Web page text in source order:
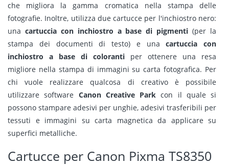
che migliora la gamma cromatica nella stampa delle
fotografie. Inoltre, utilizza due cartucce per l'inchiostro nero:
una cartuccia con inchiostro a base di pigmenti (per la
stampa dei documenti di testo) e unacartuccia con
inchiostro a base di coloranti per ottenere una resa
migliore nella stampa di immagini su carta fotografica. Per
chi vuole realizzare qualcosa di creativo è possibile
utilizzare software Canon Creative Parkcon il quale si
possono stampare adesivi per unghie, adesivi trasferibili per
tessuti e immagini su carta magnetica da applicare su
superfici metalliche.
Cartucce per Canon Pixma TS8350